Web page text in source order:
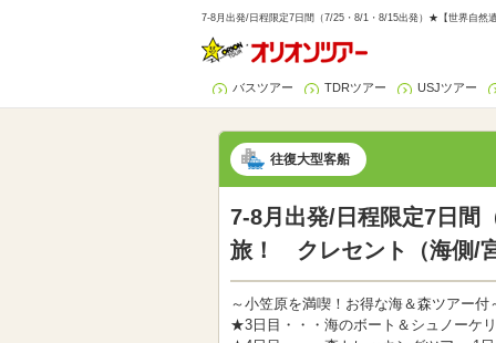
7-8月出発/日程限定7日間（7/25・8/1・8/15出発）★【世界自
バスツアー TDRツアー USJツアー
往復大型客船
7-8月出発/日程限定7日
旅！ クレセント（海側/
～小笠原を満喫！お得な海＆森ツアー付
★3日目・・・海のボート＆シュノーケ